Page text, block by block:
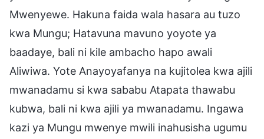
Mwenyewe. Hakuna faida wala hasara au tuzo
kwa Mungu; Hatavuna mavuno yoyote ya
baadaye, bali ni kile ambacho hapo awali
Aliwiwa. Yote Anayoyafanya na kujitolea kwa ajili
mwanadamu si kwa sababu Atapata thawabu
kubwa, bali ni kwa ajili ya mwanadamu. Ingawa
kazi ya Mungu mwenye mwili inahusisha ugumu